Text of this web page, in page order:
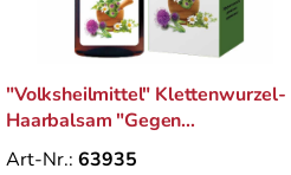
"Volksheilmittel" Klettenwurzel-
Haarbalsam "Gegen
Haarausfalls", 200 ml
Art-Nr.: 63935